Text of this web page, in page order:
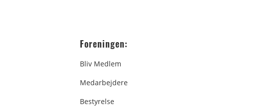
Foreningen:
Bliv Medlem
Medarbejdere
Bestyrelse